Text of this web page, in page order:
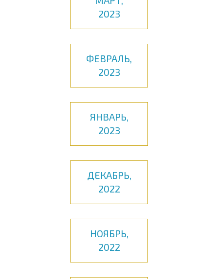
2023
ФЕВРАЛЬ,
2023
ЯНВАРЬ,
2023
ДЕКАБРЬ,
2022
НОЯБРЬ,
2022